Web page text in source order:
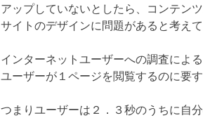
アップしていないとしたら、コンテン
サイトのデザインに問題があると考えて
インターネットユーザーへの調査による
ユーザーが１ページを閲覧するのに要
つまりユーザーは２．３秒のうちに自